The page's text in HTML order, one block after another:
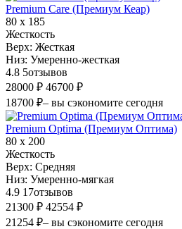
Premium Care (Премиум Кеар)
80 х 185
Жесткость
Верх: Жесткая
Низ: Умеренно-жесткая
4.8 5отзывов
28000 ₽ 46700 ₽
18700 ₽– вы сэкономите сегодня
Premium Optima (Премиум Оптима)
80 х 200
Жесткость
Верх: Средняя
Низ: Умеренно-мягкая
4.9 17отзывов
21300 ₽ 42554 ₽
21254 ₽– вы сэкономите сегодня